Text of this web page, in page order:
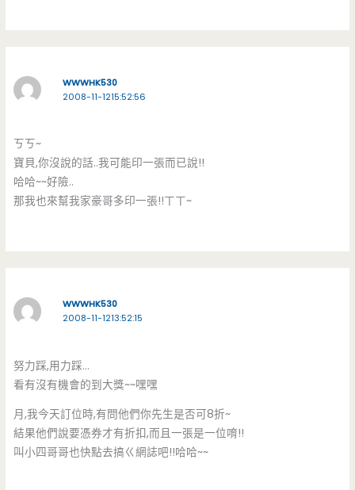
WWWHK530
2008-11-1215:52:56
ㄎㄎ~
寶貝,你沒說的話..我可能印一張而已說!!
哈哈~~好險..
那我也來幫我家豪哥多印一張!!ㄒㄒ~
WWWHK530
2008-11-1213:52:15
努力踩,用力踩…
看有沒有機會的到大獎~~嘿嘿
月,我今天訂位時,有問他們你先生是否可8折~
結果他們說要憑券才有折扣,而且一張是一位唷!!
叫小四哥哥也快點去搞ㄍ網誌吧!!哈哈~~